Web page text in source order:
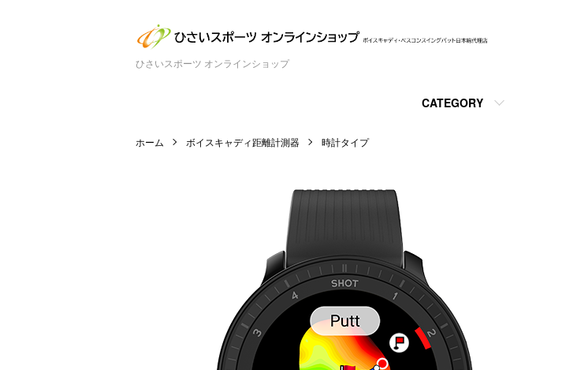
ひさいスポーツ オンラインショップ
CATEGORY
ホーム ボイスキャディ距離計測器 時計タイプ